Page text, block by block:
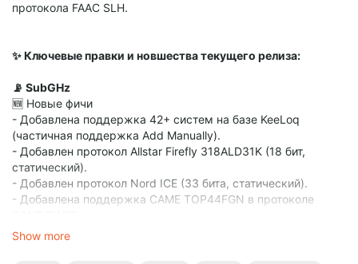
протокола FAAC SLH.
✨ Ключевые правки и новшества текущего релиза:
📡 SubGHz
🆕 Новые фичи
- Добавлена поддержка 42+ систем на базе KeeLoq
(частичная поддержка Add Manually).
- Добавлен протокол Allstar Firefly 318ALD31K (18 бит,
статический).
- Добавлен протокол Nord ICE (33 бита, статический).
- Добавлена поддержка CAME TOP44FGN в протоколе
- Добавлены коды KeeLoq MF с 0x0 и 0xF для normal и
Show more